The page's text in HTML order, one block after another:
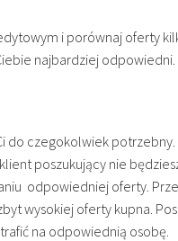
i porównaj oferty
najbardziej odpowiedni.
do czegokolwiek potrzebny.
poszukujący nie
odpowiedniej oferty.
wysokiej oferty kupna.
na odpowiednią osobę.